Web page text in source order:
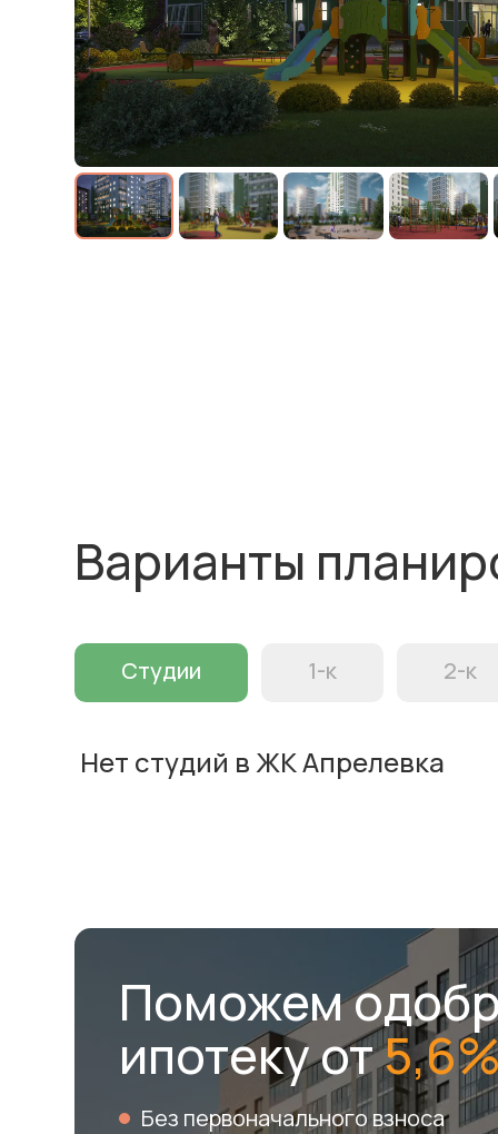
Варианты
Студии 1-к 2-к
Нет студий в ЖК Апрелевка
Нет однокомнатных квартир в
Нет 3-комнатных квартир в ЖК
Поможем
ипотеку от
Без первоначального взноса